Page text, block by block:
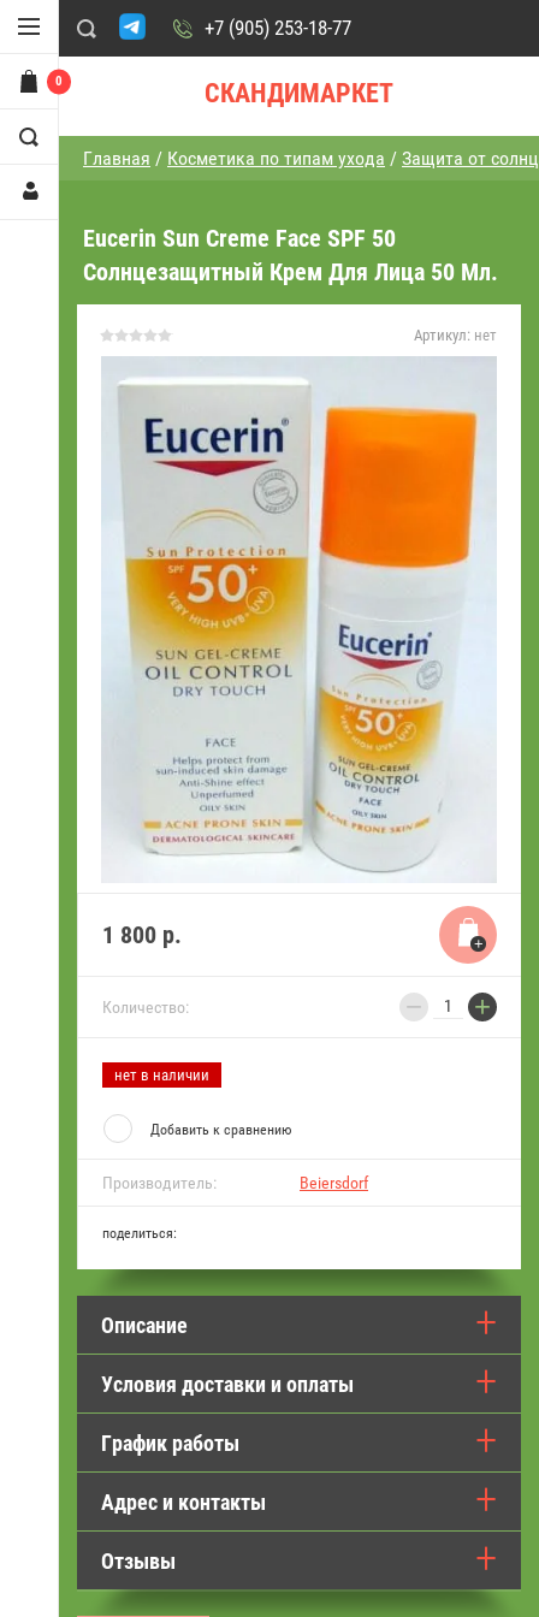
0
+7 (905) 253-18-77
СКАНДИМАРКЕТ
Главная / Косметика по типам ухода / Защита от
Eucerin Sun Creme Face SPF 50
Солнцезащитный Крем Для Лица 50 Мл.
Артикул: нет
1 800 р.
Количество: − +
нет в наличии
Добавить к сравнению
Производитель: Beiersdorf
поделиться:
Описание
Условия доставки и оплаты
График работы
Адрес и контакты
Отзывы